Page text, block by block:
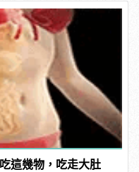
這幾物，吃走大肚